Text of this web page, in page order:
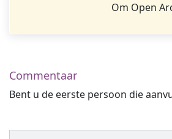
Om Open
Commentaar
Bent u de eerste persoon die